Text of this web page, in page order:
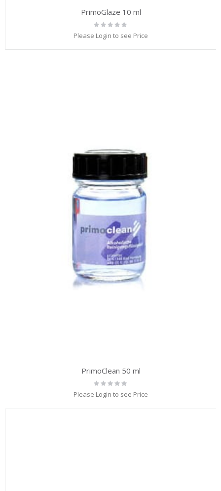
PrimoGlaze 10 ml
Rating:
0%
Please Login to see Price
PrimoClean 50 ml
Rating:
0%
Please Login to see Price